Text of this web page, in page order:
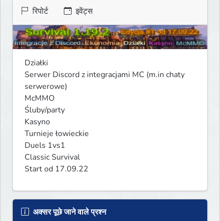
रिपोर्ट इवेंट्स
Działki
Serwer Discord z integracjami MC (m.in chaty
serwerowe)
McMMO
Śluby/party
Kasyno
Turnieje łowieckie
Duels 1vs1
Classic Survival
Start od 17.09.22
अक्सर पूछे जाने वाले प्रश्न